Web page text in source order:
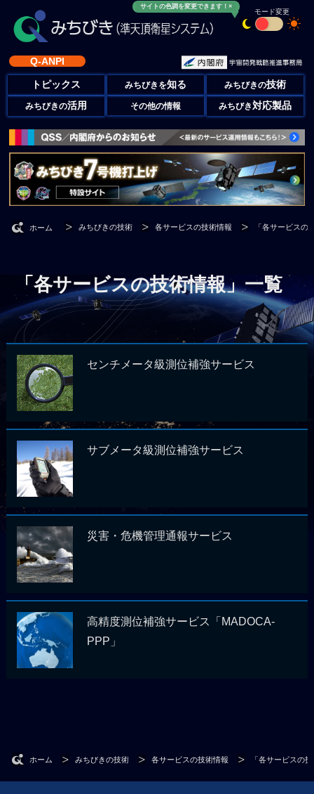
サイトの色調を変更できます！×
モード変更
Q-ANPI
トピックス みちびきを知る みちびきの技術
みちびきの活用 その他の情報 みちびき対応製品
ホーム みちびきの技術 各サービスの技術情報 「各サービスの
「各サービスの技術情報」一覧
センチメータ級測位補強サービス
サブメータ級測位補強サービス
災害・危機管理通報サービス
高精度測位補強サービス「MADOCA-
PPP」
ホーム みちびきの技術 各サービスの技術情報 「各サービスの